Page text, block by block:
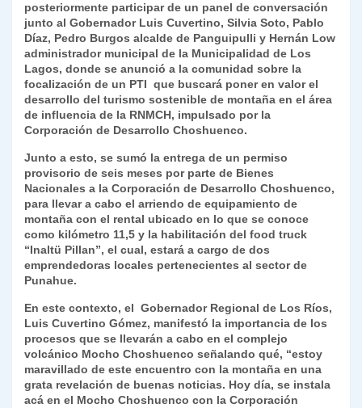
posteriormente participar de un panel de conversación
junto al Gobernador Luis Cuvertino, Silvia Soto, Pablo
Díaz, Pedro Burgos alcalde de Panguipulli y Hernán Low
administrador municipal de la Municipalidad de Los
Lagos, donde se anunció a la comunidad sobre la
focalización de un PTI que buscará poner en valor el
desarrollo del turismo sostenible de montaña en el área
de influencia de la RNMCH, impulsado por la
Corporación de Desarrollo Choshuenco.
Junto a esto, se sumó la entrega de un permiso
provisorio de seis meses por parte de Bienes
Nacionales a la Corporación de Desarrollo Choshuenco,
para llevar a cabo el arriendo de equipamiento de
montaña con el rental ubicado en lo que se conoce
como kilómetro 11,5 y la habilitación del food truck
“Inaltü Pillan”, el cual, estará a cargo de dos
emprendedoras locales pertenecientes al sector de
Punahue.
En este contexto, el Gobernador Regional de Los Ríos,
Luis Cuvertino Gómez, manifestó la importancia de los
procesos que se llevarán a cabo en el complejo
volcánico Mocho Choshuenco señalando qué, “estoy
maravillado de este encuentro con la montaña en una
grata revelación de buenas noticias. Hoy día, se instala
acá en el Mocho Choshuenco con la Corporación